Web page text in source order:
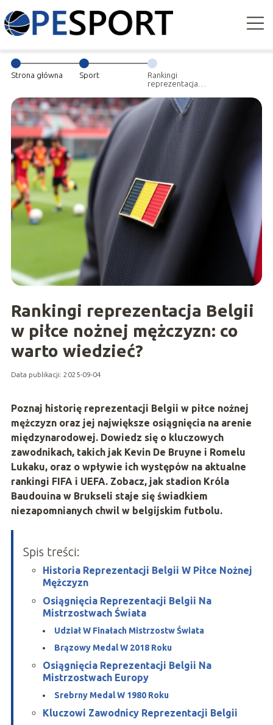
Strona główna Sport
Rankingi
reprezentacja
nożnej
mężczyzn: co
warto wiedzieć?
Rankingi reprezentacja Belgii
w piłce nożnej mężczyzn: co
warto wiedzieć?
Data publikacji: 2025-09-04
Poznaj historię reprezentacji Belgii w piłce nożnej
mężczyzn oraz jej największe osiągnięcia na arenie
międzynarodowej. Dowiedz się o kluczowych
zawodnikach, takich jak Kevin De Bruyne i Romelu
Lukaku, oraz o wpływie ich występów na aktualne
rankingi FIFA i UEFA. Zobacz, jak stadion Króla
Baudouina w Brukseli staje się świadkiem
niezapomnianych chwil w belgijskim futbolu.
Spis treści:
Historia Reprezentacji Belgii W Piłce Nożnej
Mężczyzn
Osiągnięcia Reprezentacji Belgii Na
Mistrzostwach Świata
Udział W Finałach Mistrzostw Świata
Brązowy Medal W 2018 Roku
Osiągnięcia Reprezentacji Belgii Na
Mistrzostwach Europy
Srebrny Medal W 1980 Roku
Kluczowi Zawodnicy Reprezentacji Belgii